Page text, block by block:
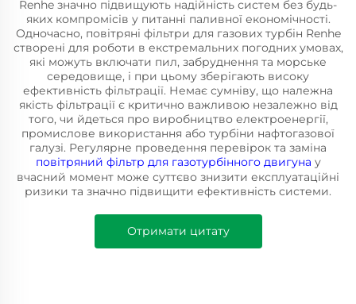
Renhe значно підвищують надійність систем без будь-
яких компромісів у питанні паливної економічності.
Одночасно, повітряні фільтри для газових турбін Renhe
створені для роботи в екстремальних погодних умовах,
які можуть включати пил, забруднення та морське
середовище, і при цьому зберігають високу
ефективність фільтрації. Немає сумніву, що належна
якість фільтрації є критично важливою незалежно від
того, чи йдеться про виробництво електроенергії,
промислове використання або турбіни нафтогазової
галузі. Регулярне проведення перевірок та заміна
повітряний фільтр для газотурбінного двигуна у
вчасний момент може суттєво знизити експлуатаційні
ризики та значно підвищити ефективність системи.
Отримати цитату